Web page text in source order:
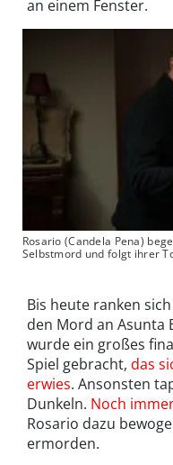
an einem Fenster.
Rosario (Candela Pena)
Selbstmord und folgt ihrer
Bis heute ranken
den Mord an Asunta
wurde ein großes
Spiel gebracht, das
erwies. Ansonsten
Dunkeln. Noch
Rosario dazu
ermorden.